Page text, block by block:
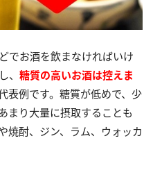
でお酒を飲まなければいけ
、 糖質の高いお酒は控えま
表例です。糖質が低めで、少
まり大量に摂取することも
焼酎、ジン、ラム、ウォッカ